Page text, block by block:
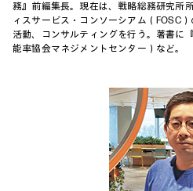
務』前編集長。現在は、戦略総務研究所
ィスサービス・コンソーシアム（FOSC
活動、コンサルティングを行う。著書に
能率協会マネジメントセンター）など。